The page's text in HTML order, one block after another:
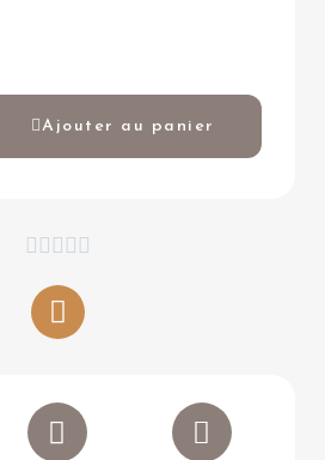
Ajouter au panier
    